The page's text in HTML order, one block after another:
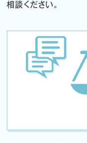
相談ください。